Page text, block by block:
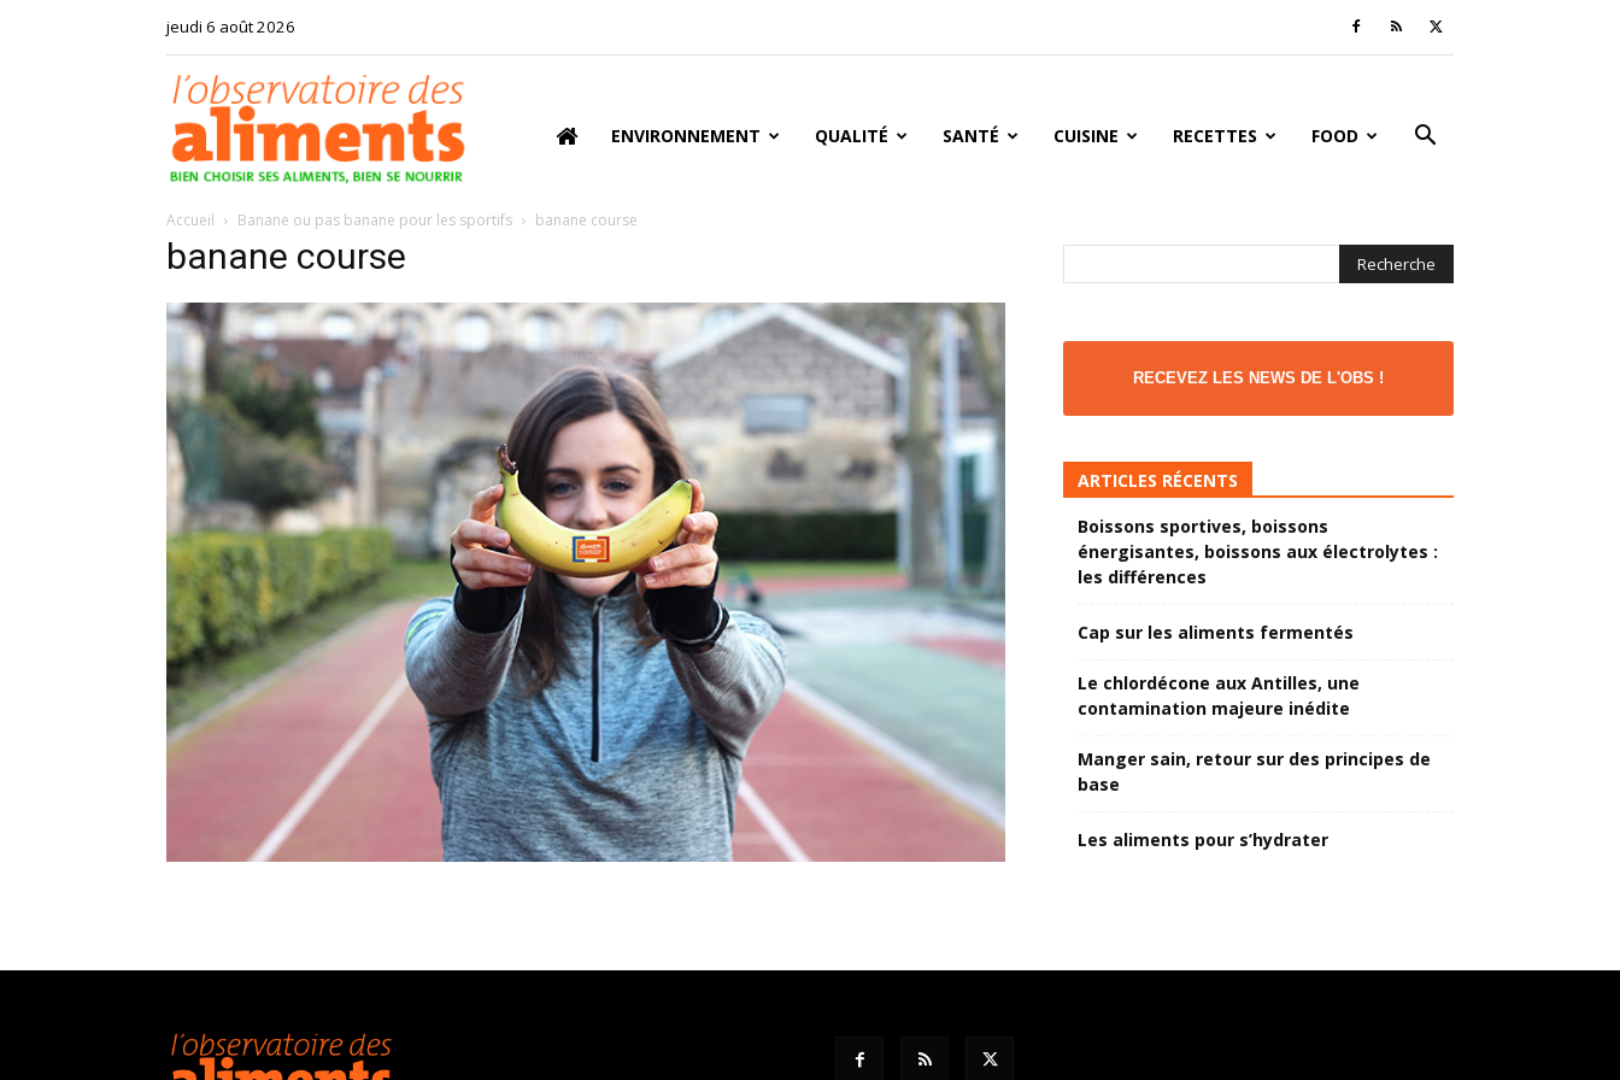
jeudi 6 août 2026
aliments
ENVIRONNEMENT QUALITÉ SANTÉ CUISINE RECETTES FOOD
Accueil Banane ou pas banane pour les sportifs banane course
banane course
RECEVEZ LES NEWS DE L'OBS !
ARTICLES RÉCENTS
Boissons sportives, boissons
énergisantes, boissons aux électrolytes :
les différences
Cap sur les aliments fermentés
Le chlordécone aux Antilles, une
contamination majeure inédite
Manger sain, retour sur des principes de
base
Les aliments pour s’hydrater